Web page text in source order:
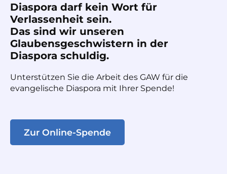
Diaspora darf kein Wort für
Verlassenheit sein.
Das sind wir unseren
Glaubensgeschwistern in der
Diaspora schuldig.
Unterstützen Sie die Arbeit des GAW für die
evangelische Diaspora mit Ihrer Spende!
Zur Online-Spende